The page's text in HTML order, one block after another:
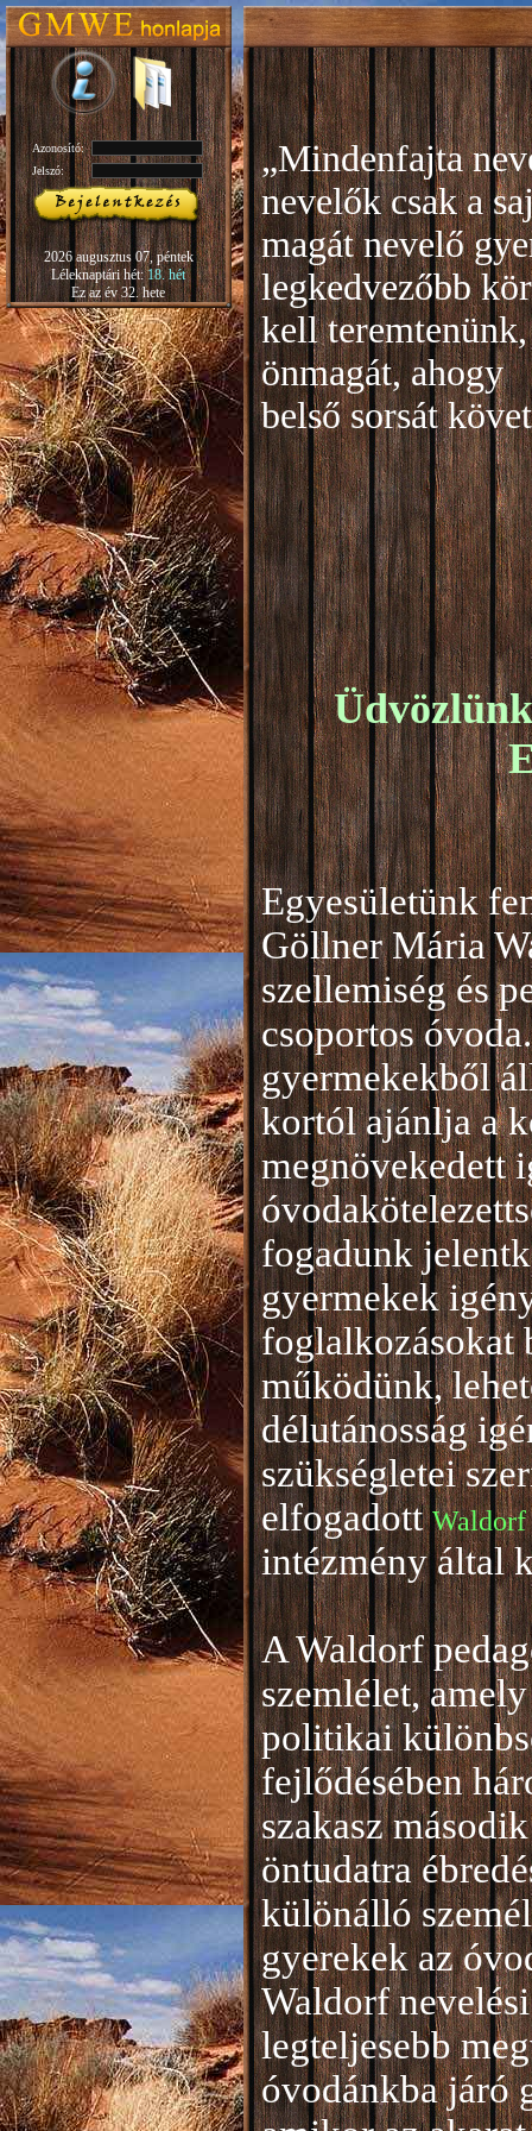
Azonosító:
Jelszó:
2026 augusztus 07, péntek
Léleknaptári hét:18. hét
Ez az év 32. hete
„Mindenfajta
nevelők csak a
magát nevelő
legkedvezőbb
kell
önmagát, ahogy
belső sorsát
Egyesületünk
Göllner Mária
szellemiség és
csoportos
gyermekekből
kortól ajánlja a
megnövekedett
fogadunk
gyermekek
foglalkozásokat
működünk,
délutánosság
szükségletei
elfogadott Waldorf
intézmény által
A Waldorf
szemlélet,
politikai
fejlődésében
szakasz
öntudatra
különálló
gyerekek az
Waldorf
legteljesebb
óvodánkba járó